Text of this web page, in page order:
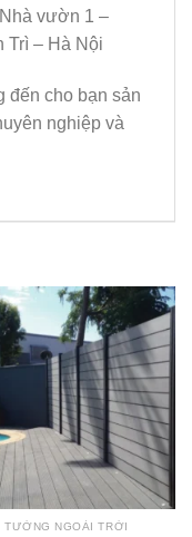
vườn 1 –
Trì – Hà Nội
đến cho bạn sản
nghiệp và
TƯỜNG NGOÀI TRỜI